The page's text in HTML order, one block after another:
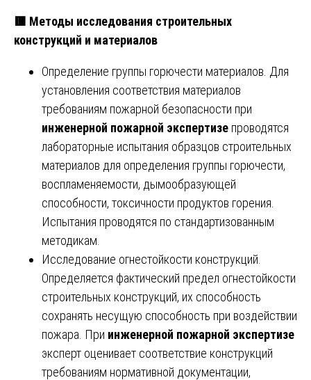
🟥 Методы исследования строительных
конструкций и материалов
Определение группы горючести материалов. Для
установления соответствия материалов
требованиям пожарной безопасности при
инженерной пожарной экспертизе проводятся
лабораторные испытания образцов строительных
материалов для определения группы горючести,
воспламеняемости, дымообразующей
способности, токсичности продуктов горения.
Испытания проводятся по стандартизованным
методикам.
Исследование огнестойкости конструкций.
Определяется фактический предел огнестойкости
строительных конструкций, их способность
сохранять несущую способность при воздействии
пожара. При инженерной пожарной экспертизе
эксперт оценивает соответствие конструкций
требованиям нормативной документации,